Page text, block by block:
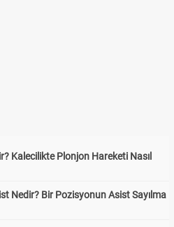
Kalecilikte Plonjon Hareketi Nasıl
Nedir? Bir Pozisyonun Asist Sayılma